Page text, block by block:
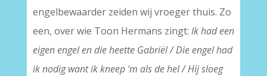
engelbewaarder zeiden wij vroeger thuis. Zo
een, over wie Toon Hermans zingt: Ik had een
eigen engel en die heette Gabriël / Die engel had
ik nodig want ik kneep ‘m als de hel / Hij sloeg